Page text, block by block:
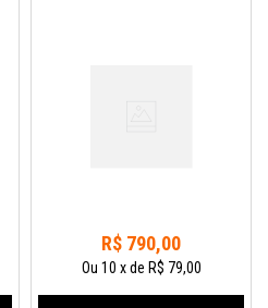
R$ 790,00
Ou 10 xde R$ 79,00